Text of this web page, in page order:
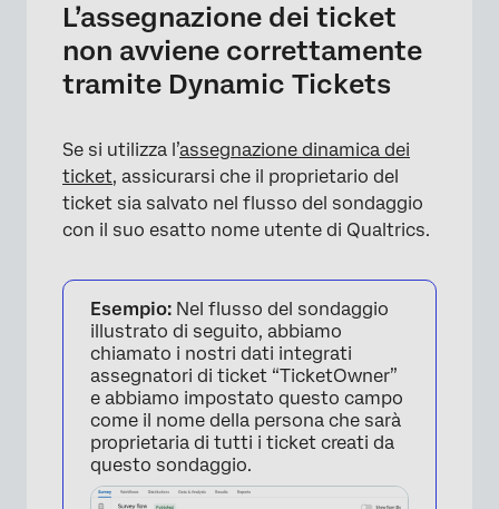
L’assegnazione dei ticket
non avviene correttamente
tramite Dynamic Tickets
Se si utilizza l’assegnazione dinamica dei
ticket, assicurarsi che il proprietario del
ticket sia salvato nel flusso del sondaggio
con il suo esatto nome utente di Qualtrics.
Esempio: Nel flusso del sondaggio
illustrato di seguito, abbiamo
chiamato i nostri dati integrati
assegnatori di ticket “TicketOwner”
e abbiamo impostato questo campo
come il nome della persona che sarà
proprietaria di tutti i ticket creati da
questo sondaggio.